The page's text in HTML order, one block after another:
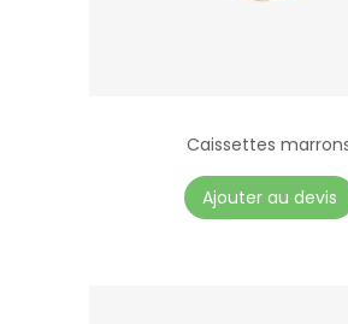
Caissettes
Ajouter au devis